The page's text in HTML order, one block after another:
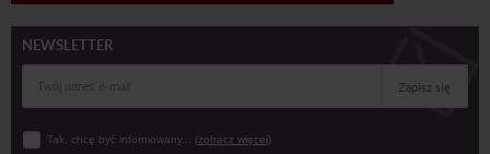
NEWSLETTER
Zapisz się
Tak, chcę być informowany... (zobacz więcej)